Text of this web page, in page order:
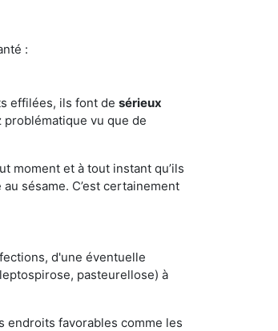
:
effilées, ils font de sérieux
vu que de
moment et à tout instant qu’ils
sésame. C’est certainement
d'une éventuelle
pasteurellose) à
endroits favorables comme les